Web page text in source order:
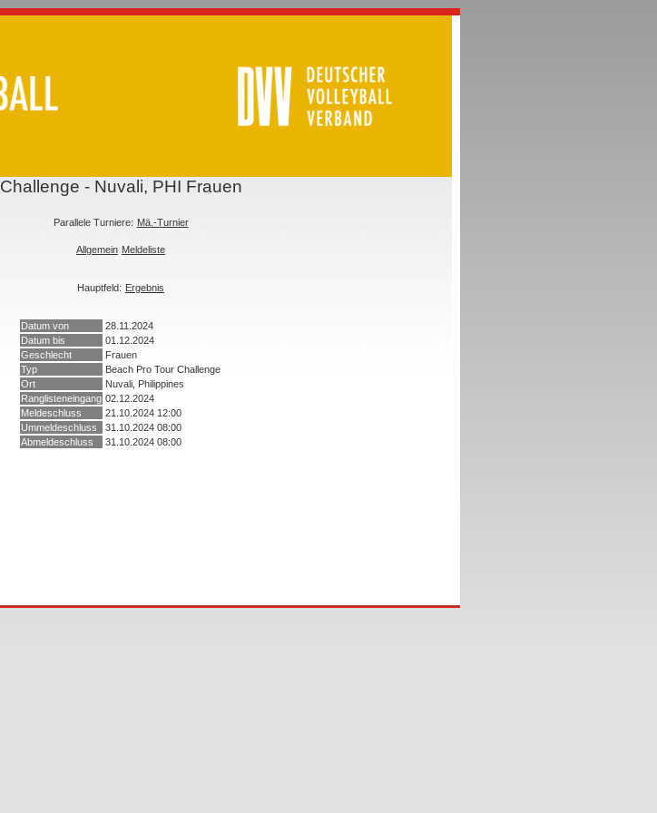
Challenge - Nuvali, PHI Frauen
Parallele Turniere: Mä.-Turnier
Allgemein Meldeliste
Hauptfeld: Ergebnis
Datum von
28.11.2024
Datum bis
01.12.2024
Geschlecht
Frauen
Typ
Beach Pro Tour Challenge
Ort
Nuvali, Philippines
Ranglisteneingang 02.12.2024
Meldeschluss
21.10.2024 12:00
Ummeldeschluss
31.10.2024 08:00
Abmeldeschluss
31.10.2024 08:00